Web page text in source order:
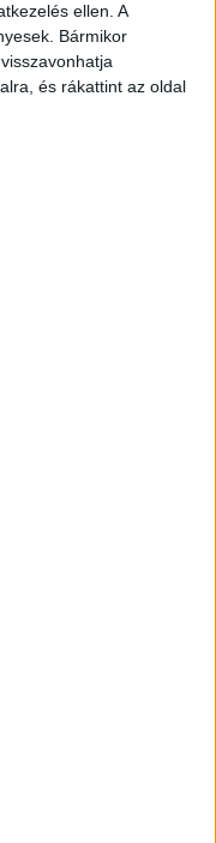
ellen. A
Bármikor
és rákattint az oldal
a brutális erejű
már semmi
A Kékvillogó
el! A